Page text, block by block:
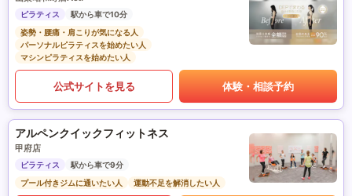
ピラティス
駅から車で10分
姿勢・腰痛・肩こりが気になる人
パーソナルピラティスを始めたい人
マシンピラティスを始めたい人
公式サイトを見る 体験・相談予約
アルペンクイックフィットネス
甲府店
ピラティス
駅から車で9分
プール付きジムに通いたい人
運動不足を解消したい人